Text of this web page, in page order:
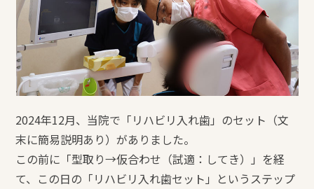
2024年12月、当院で「リハビリ入れ歯」のセット（文
末に簡易説明あり）がありました。
この前に「型取り→仮合わせ（試適：してき）」を経
て、この日の「リハビリ入れ歯セット」というステップ